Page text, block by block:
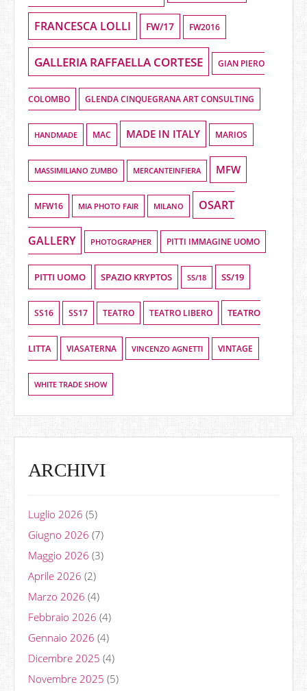
FRANCESCA LOLLI FW/17 FW2016
GALLERIA RAFFAELLA CORTESE GIAN PIERO
COLOMBO GLENDA CINQUEGRANA ART CONSULTING
HANDMADE MAC MADE IN ITALY MARIOS
MASSIMILIANO ZUMBO MERCANTEINFIERA MFW
MFW16 MIA PHOTO FAIR MILANO OSART
GALLERY PHOTOGRAPHER PITTI IMMAGINE UOMO
PITTI UOMO SPAZIO KRYPTOS SS/18 SS/19
SS16 SS17 TEATRO TEATRO LIBERO TEATRO
LITTA VIASATERNA VINCENZO AGNETTI VINTAGE
WHITE TRADE SHOW
ARCHIVI
Luglio 2026 (5)
Giugno 2026 (7)
Maggio 2026 (3)
Aprile 2026 (2)
Marzo 2026 (4)
Febbraio 2026 (4)
Gennaio 2026 (4)
Dicembre 2025 (4)
Novembre 2025 (5)